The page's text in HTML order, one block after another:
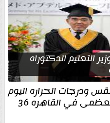
التعليم الدكتوراه
ودرجات الحراره اليوم
السبت... العظمى في القاهره 36